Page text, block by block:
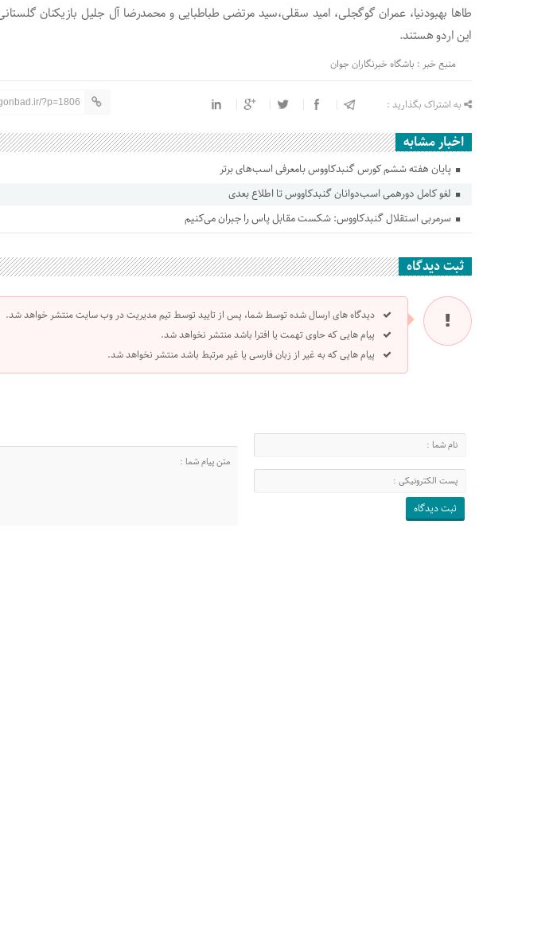
طاها بهبودنیا، عمران گوگجلی، امید سقلی،سید مرتضی طباطبایی و محمدرضا آل‌‍ جلیل بازیکنان
این اردو هستند.
منبع خبر : باشگاه خبرنگاران جوان
به اشتراک بگذارید : ?p=1806
اخبار مشابه
پایان هفته ششم کورس گنبدکاووس بامعرفی اسب‌های برتر
لغو کامل دورهمی اسب‌دوانان گنبدکاووس تا اطلاع بعدی
سرمربی استقلال گنبدکاووس: شکست مقابل پاس را جبران می‌کنیم
ثبت دیدگاه
دیدگاه های ارسال شده توسط شما، پس از تایید توسط تیم مدیریت در وب سایت منتشر خواهد شد.
پیام هایی که حاوی تهمت یا افترا باشد منتشر نخواهد شد.
پیام هایی که به غیر از زبان فارسی یا غیر مرتبط باشد منتشر نخواهد شد.